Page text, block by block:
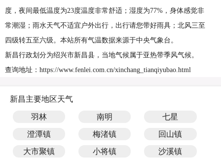
度，夜间最低温度为23度温度非常舒适；湿度为77%，身体感觉非
常潮湿；雨水天气不适宜户外出行，出行请您带好雨具；北风三至
四级转五至六级。本站所有气温数据来源于中央气象台。
新昌行政划分为绍兴市新昌县，当地气候属于亚热带季风气候。
查询地址：https://www.fenlei.com.cn/xinchang_tianqiyubao.html
新昌主要地区天气
羽林 南明 七星
澄潭镇 梅渚镇 回山镇
大市聚镇 小将镇 沙溪镇